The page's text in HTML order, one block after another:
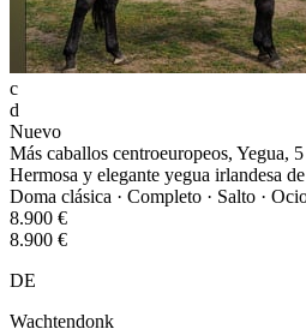
c
d
Nuevo
Más caballos centroeuropeos, Yegua,
Hermosa y elegante yegua irlandesa
Doma clásica · Completo · Salto ·
8.900 €
8.900 €
DE
Wachtendonk